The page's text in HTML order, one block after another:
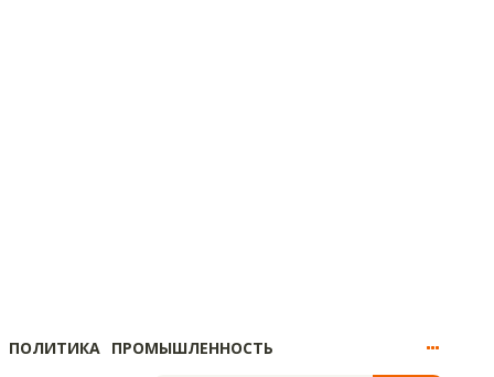
ПОЛИТИКА ПРОМЫШЛЕННОСТЬ